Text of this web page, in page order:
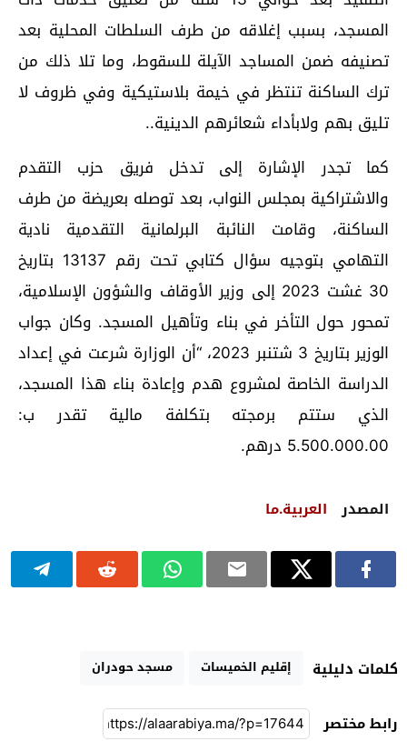
المسجد، بسبب إغلاقه من طرف السلطات المحلية بعد
تصنيفه ضمن المساجد الآيلة للسقوط، وما تلا ذلك من
ترك الساكنة تنتظر في خيمة بلاستيكية وفي ظروف لا
تليق بهم ولابأداء شعائرهم الدينية..
كما تجدر الإشارة إلى تدخل فريق حزب التقدم
والاشتراكية بمجلس النواب، بعد توصله بعريضة من طرف
الساكنة، وقامت النائبة البرلمانية التقدمية نادية
التهامي بتوجيه سؤال كتابي تحت رقم 13137 بتاريخ
30 غشت 2023 إلى وزير الأوقاف والشؤون الإسلامية،
تمحور حول التأخر في بناء وتأهيل المسجد. وكان جواب
الوزير بتاريخ 3 شتنبر 2023، “أن الوزارة شرعت في إعداد
الدراسة الخاصة لمشروع هدم وإعادة بناء هذا المسجد،
الذي ستتم برمجته بتكلفة مالية تقدر ب:
5.500.000.00 درهم.
المصدر العربية.ما
كلمات دليلية إقليم الخميسات مسجد حودران
رابط مختصر